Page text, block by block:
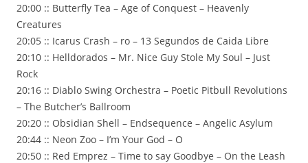
20:00 :: Butterfly Tea – Age of Conquest – Heavenly
Creatures
20:05 :: Icarus Crash – ro – 13 Segundos de Caida Libre
20:10 :: Helldorados – Mr. Nice Guy Stole My Soul – Just
Rock
20:16 :: Diablo Swing Orchestra – Poetic Pitbull Revolutions
– The Butcher’s Ballroom
20:20 :: Obsidian Shell – Endsequence – Angelic Asylum
20:44 :: Neon Zoo – I’m Your God – O
20:50 :: Red Emprez – Time to say Goodbye – On the Leash